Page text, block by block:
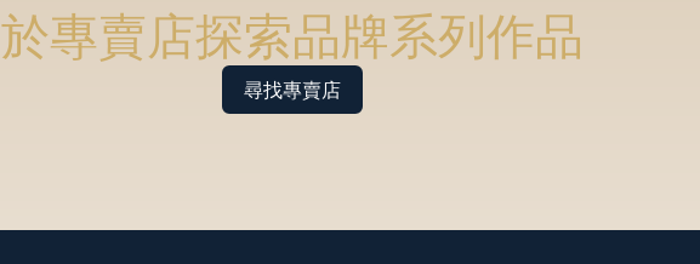
於專賣店探索品牌系列作品
尋找專賣店